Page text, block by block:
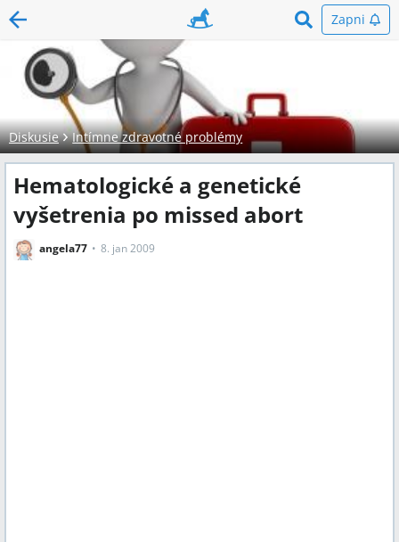
Zapni
Diskusie Intímne zdravotné problémy
Hematologické a genetické
vyšetrenia po missed abort
angela77 8. jan 2009